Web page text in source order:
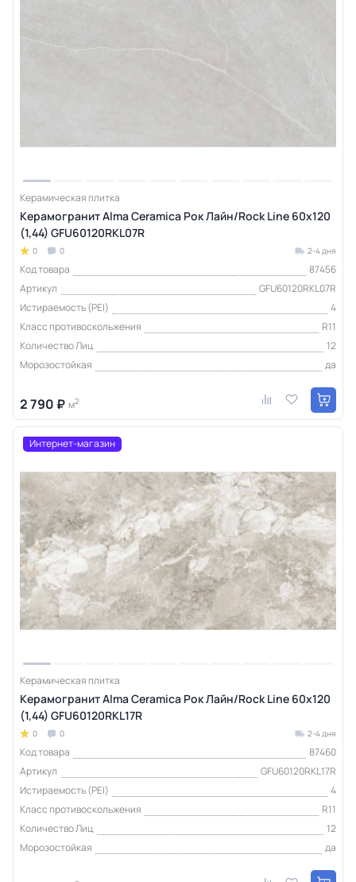
Керамическая плитка
Керамогранит Alma Ceramica Рок Лайн/Rock Line 60х120
(1,44) GFU60120RKL07R
0 0 2-4 дня
Код товара
87456
Артикул
GFU60120RKL07R
Истираемость (PEI)
4
Класс противоскольжения
R11
Количество Лиц
12
Морозостойкая
да
2 790 ₽ м2
Интернет-магазин
Керамическая плитка
Керамогранит Alma Ceramica Рок Лайн/Rock Line 60х120
(1,44) GFU60120RKL17R
0 0 2-4 дня
Код товара
87460
Артикул
GFU60120RKL17R
Истираемость (PEI)
4
Класс противоскольжения
R11
Количество Лиц
12
Морозостойкая
да